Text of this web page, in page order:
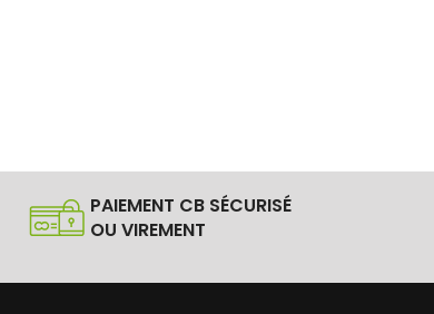
PAIEMENT CB SÉCURISÉ
OU VIREMENT